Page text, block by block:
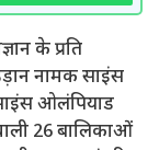
के प्रति
नामक साइंस
ओलंपियाड
26 बालिकाओं